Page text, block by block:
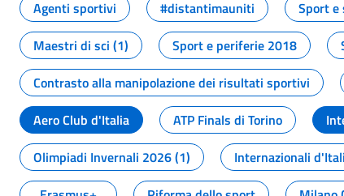
Agenti sportivi
#distantimauniti Sport e
Maestri di sci (1)
Sport e periferie 2018
Contrasto alla manipolazione dei risultati sportivi
Aero Club d'Italia
ATP Finals di Torino
Olimpiadi Invernali 2026 (1)
Internazionali